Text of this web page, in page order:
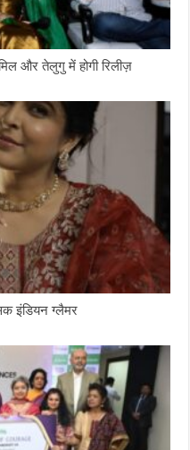
और तेलुगु में होगी रिलीज़
इंडियन ग्लैमर